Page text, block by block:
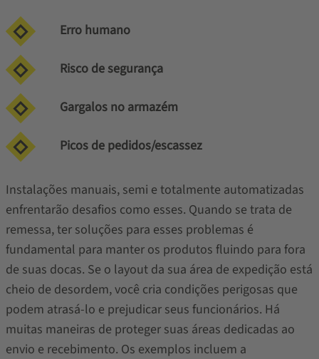
Erro humano
Risco de segurança
Gargalos no armazém
Picos de pedidos/escassez
Instalações manuais, semi e totalmente automatizadas
enfrentarão desafios como esses. Quando se trata de
remessa, ter soluções para esses problemas é
fundamental para manter os produtos fluindo para fora
de suas docas. Se o layout da sua área de expedição está
cheio de desordem, você cria condições perigosas que
podem atrasá-lo e prejudicar seus funcionários. Há
muitas maneiras de proteger suas áreas dedicadas ao
envio e recebimento. Os exemplos incluem a